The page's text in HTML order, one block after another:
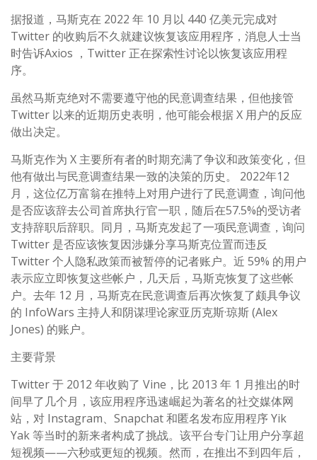
据报道，马斯克在 2022 年 10 月以 440 亿美元完成对
Twitter 的收购后不久就建议恢复该应用程序，消息人士当
时告诉Axios ，Twitter 正在探索性讨论以恢复该应用程
序。
虽然马斯克绝对不需要遵守他的民意调查结果，但他接管
Twitter 以来的近期历史表明，他可能会根据 X 用户的反应
做出决定。
马斯克作为 X 主要所有者的时期充满了争议和政策变化，但
他有做出与民意调查结果一致的决策的历史。 2022年12
月，这位亿万富翁在推特上对用户进行了民意调查，询问他
是否应该辞去公司首席执行官一职，随后在57.5%的受访者
支持辞职后辞职。同月，马斯克发起了一项民意调查，询问
Twitter 是否应该恢复因涉嫌分享马斯克位置而违反
Twitter 个人隐私政策而被暂停的记者账户。近 59% 的用户
表示应立即恢复这些帐户，几天后，马斯克恢复了这些帐
户。去年 12 月，马斯克在民意调查后再次恢复了颇具争议
的 InfoWars 主持人和阴谋理论家亚历克斯·琼斯 (Alex
Jones) 的账户。
主要背景
Twitter 于 2012 年收购了 Vine，比 2013 年 1 月推出的时
间早了几个月，该应用程序迅速崛起为著名的社交媒体网
站，对 Instagram、Snapchat 和匿名发布应用程序 Yik
Yak 等当时的新来者构成了挑战。该平台专门让用户分享超
短视频——六秒或更短的视频。然而，在推出不到四年后，